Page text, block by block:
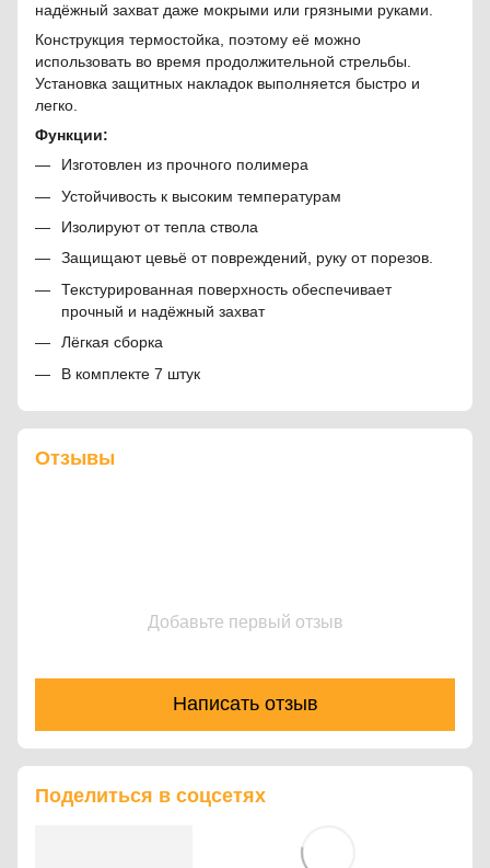
надёжный захват даже мокрыми или грязными руками.
Конструкция термостойка, поэтому её можно
использовать во время продолжительной стрельбы.
Установка защитных накладок выполняется быстро и
легко.
Функции:
Изготовлен из прочного полимера
Устойчивость к высоким температурам
Изолируют от тепла ствола
Защищают цевьё от повреждений, руку от порезов.
Текстурированная поверхность обеспечивает
прочный и надёжный захват
Лёгкая сборка
В комплекте 7 штук
Отзывы
Добавьте первый отзыв
Написать отзыв
Поделиться в соцсетях